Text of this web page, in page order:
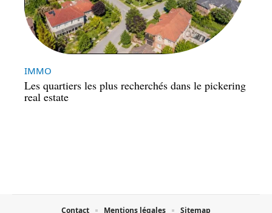
IMMO
Les quartiers les plus recherchés dans le pickering
real estate
Contact Mentions légales Sitemap